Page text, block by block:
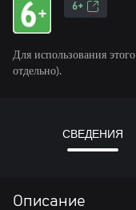
6+
Для использования
отдельно).
СВЕДЕНИЯ
Описание